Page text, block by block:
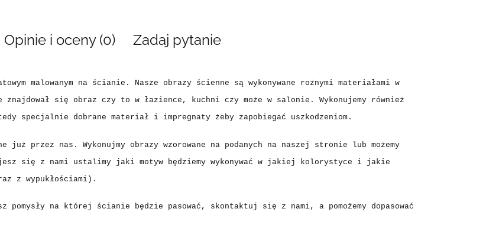
Opinie i oceny (0) Zadaj pytanie
malowanym na ścianie. Nasze obrazy ścienne są wykonywane rożnymi materiałami w
się obraz czy to w łazience, kuchni czy może w salonie. Wykonujemy również
specjalnie dobrane materiał i impregnaty żeby zapobiegać uszkodzeniom.
przez nas. Wykonujmy obrazy wzorowane na podanych na naszej stronie lub możemy
się z nami ustalimy jaki motyw będziemy wykonywać w jakiej kolorystyce i jakie
z wypukłościami).
na której ścianie będzie pasować, skontaktuj się z nami, a pomożemy dopasować